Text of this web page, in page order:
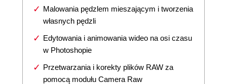
Malowania pędzlem mieszającym i tworzenia
własnych pędzli
Edytowania i animowania wideo na osi czasu
w Photoshopie
Przetwarzania i korekty plików RAW za
pomocą modułu Camera Raw